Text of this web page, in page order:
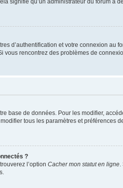
signifie qu’un administrateur du forum a
d’authentification et votre connexion
vous rencontrez des problèmes de
base de données. Pour les modifier,
tous les paramètres et préférences
?
l’option Cacher mon statut en ligne.